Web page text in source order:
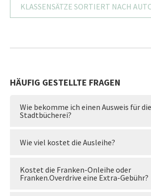
KLASSENSÄTZE SORTIERT NACH
HÄUFIG GESTELLTE FRAGEN
Wie bekomme ich einen Ausweis für die
Stadtbücherei?
Wie viel kostet die Ausleihe?
Kostet die Franken-Onleihe oder
Franken.Overdrive eine Extra-Gebühr?